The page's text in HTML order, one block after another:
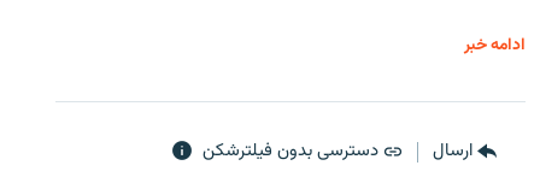
ادامه خبر
ارسال دسترسی بدون فیلترشکن